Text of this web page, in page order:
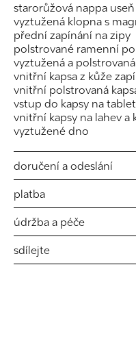
starorůžová nappa useň
vyztužená klopna s
přední zapínání na zipy
polstrované ramenní
vyztužená a
vnitřní kapsa z kůže
vnitřní polstrovaná
vstup do kapsy na
vnitřní kapsy na lahev a
vyztužené dno
doručení a odeslání
platba
údržba a péče
sdílejte